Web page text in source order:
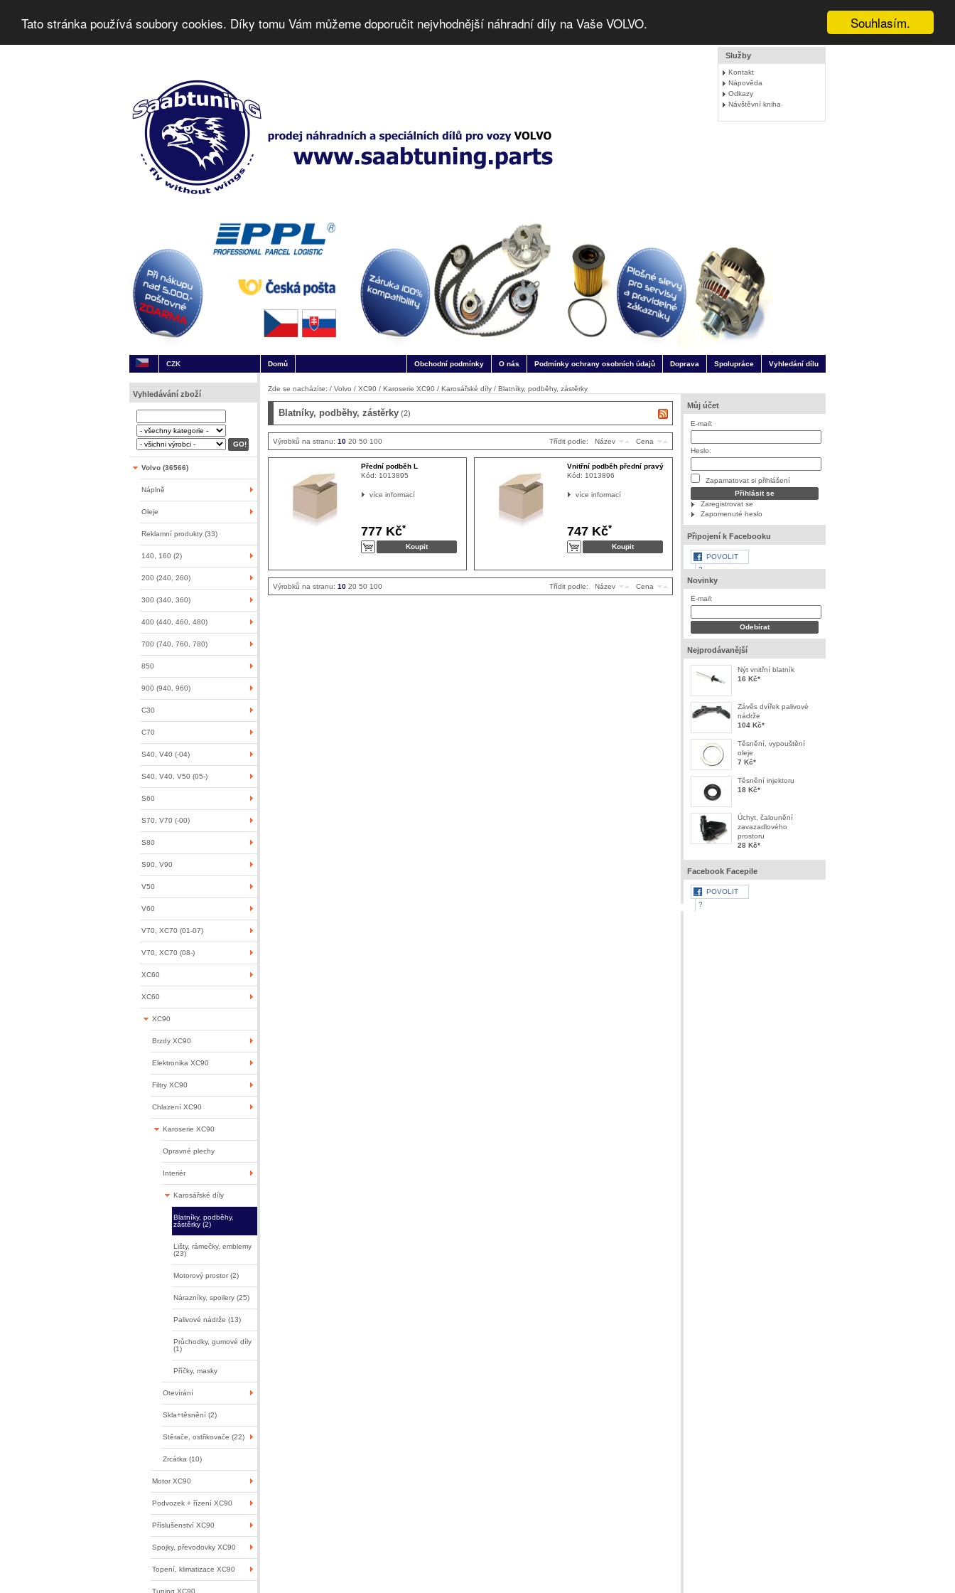
Souhlasím.
Tato stránka používá soubory cookies. Díky tomu Vám můžeme doporučit nejvhodnější náhradní díly na Vaše VOLVO.
Služby
Kontakt
Nápověda
Odkazy
Návštěvní kniha
CZK Domů Obchodní podmínky O nás Podmínky ochrany osobních údajů Doprava Spolupráce Vyhledání dílu
Vyhledávání zboží
Volvo (36566)
Náplně
Oleje
Reklamní produkty (33)
140, 160 (2)
200 (240, 260)
300 (340, 360)
400 (440, 460, 480)
700 (740, 760, 780)
850
900 (940, 960)
C30
C70
S40, V40 (-04)
S40, V40, V50 (05-)
S60
S70, V70 (-00)
S80
S90, V90
V50
V60
V70, XC70 (01-07)
V70, XC70 (08-)
XC60
XC60
XC90
Brzdy XC90
Elektronika XC90
Filtry XC90
Chlazení XC90
Karoserie XC90
Opravné plechy
Interiér
Karosářské díly
Blatníky, podběhy,
zástěrky (2)
Lišty, rámečky, emblemy
(23)
Motorový prostor (2)
Nárazníky, spoilery (25)
Palivové nádrže (13)
Průchodky, gumové díly
(1)
Příčky, masky
Otevírání
Skla+těsnění (2)
Stěrače, ostřikovače (22)
Zrcátka (10)
Motor XC90
Podvozek + řízení XC90
Příslušenství XC90
Spojky, převodovky XC90
Topení, klimatizace XC90
Tuning XC90
Zde se nacházíte: / Volvo / XC90 / Karoserie XC90 / Karosářské díly / Blatníky, podběhy, zástěrky
Můj účet
E-mail:
Heslo:
Zapamatovat si přihlášení
Zaregistrovat se
Zapomenuté heslo
Připojení k Facebooku
POVOLIT
?
Novinky
E-mail:
Nejprodávanější
Nýt vnitřní blatník
16 Kč*
Závěs dvířek palivové
nádrže
104 Kč*
Těsnění, vypouštění
oleje
7 Kč*
Těsnění injektoru
18 Kč*
Úchyt, čalounění
zavazadlového
prostoru
28 Kč*
Facebook Facepile
POVOLIT
?
Blatníky, podběhy, zástěrky (2)
Výrobků na stranu: 10 20 50 100 Třídit podle: Název Cena
Přední podběh L
Kód: 1013895
více informací
777 Kč*
Vnitřní podběh přední pravý
Kód: 1013896
více informací
747 Kč*
Výrobků na stranu: 10 20 50 100 Třídit podle: Název Cena